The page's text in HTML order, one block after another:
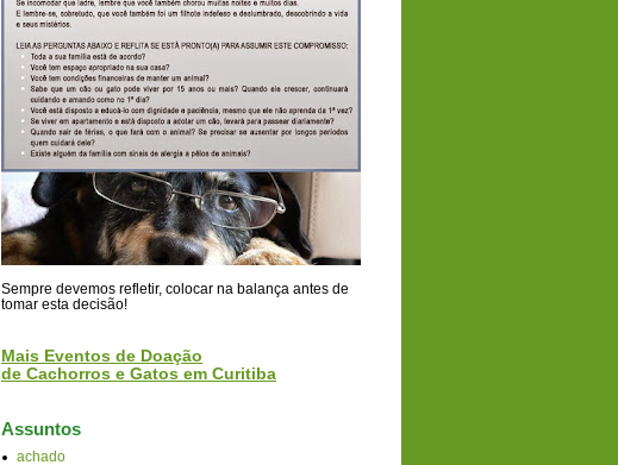
Sempre devemos refletir, colocar na balança antes de
tomar esta decisão!
Mais Eventos de Doação
de Cachorros e Gatos em Curitiba
Assuntos
achado